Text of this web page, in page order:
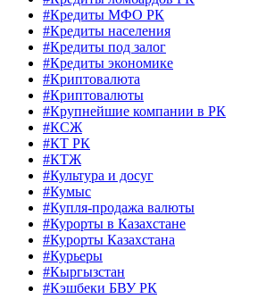
#Кредиты МФО РК
#Кредиты населения
#Кредиты под залог
#Кредиты экономике
#Криптовалюта
#Криптовалюты
#Крупнейшие компании в РК
#КСЖ
#КТ РК
#КТЖ
#Культура и досуг
#Кумыс
#Купля-продажа валюты
#Курорты в Казахстане
#Курорты Казахстана
#Курьеры
#Кыргызстан
#Кэшбеки БВУ РК